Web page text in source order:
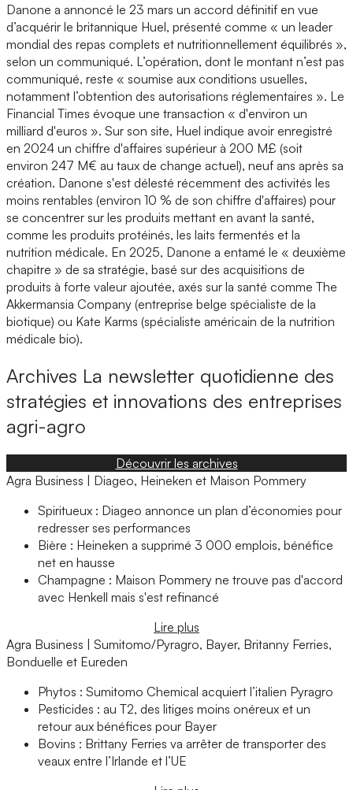
Danone a annoncé le 23 mars un accord définitif en vue
d’acquérir le britannique Huel, présenté comme « un leader
mondial des repas complets et nutritionnellement équilibrés »,
selon un communiqué. L’opération, dont le montant n’est pas
communiqué, reste « soumise aux conditions usuelles,
notamment l’obtention des autorisations réglementaires ». Le
Financial Times évoque une transaction « d'environ un
milliard d'euros ». Sur son site, Huel indique avoir enregistré
en 2024 un chiffre d'affaires supérieur à 200 M£ (soit
environ 247 M€ au taux de change actuel), neuf ans après sa
création. Danone s'est délesté récemment des activités les
moins rentables (environ 10 % de son chiffre d'affaires) pour
se concentrer sur les produits mettant en avant la santé,
comme les produits protéinés, les laits fermentés et la
nutrition médicale. En 2025, Danone a entamé le « deuxième
chapitre » de sa stratégie, basé sur des acquisitions de
produits à forte valeur ajoutée, axés sur la santé comme The
Akkermansia Company (entreprise belge spécialiste de la
biotique) ou Kate Karms (spécialiste américain de la nutrition
médicale bio).
Archives La newsletter quotidienne des
stratégies et innovations des entreprises
agri-agro
Découvrir les archives
Agra Business | Diageo, Heineken et Maison Pommery
Spiritueux : Diageo annonce un plan d’économies pour
redresser ses performances
Bière : Heineken a supprimé 3 000 emplois, bénéfice
net en hausse
Champagne : Maison Pommery ne trouve pas d'accord
avec Henkell mais s'est refinancé
Lire plus
Agra Business | Sumitomo/Pyragro, Bayer, Britanny Ferries,
Bonduelle et Eureden
Phytos : Sumitomo Chemical acquiert l’italien Pyragro
Pesticides : au T2, des litiges moins onéreux et un
retour aux bénéfices pour Bayer
Bovins : Brittany Ferries va arrêter de transporter des
veaux entre l’Irlande et l’UE